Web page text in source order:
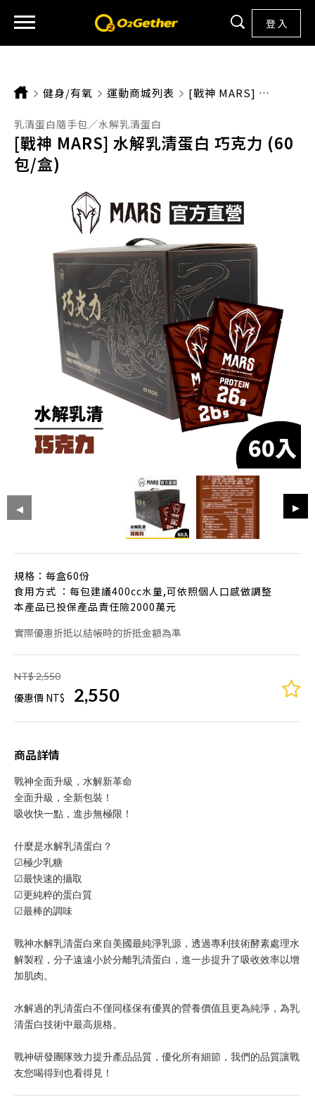
登 入
健身/有氧 運動商城列表 CURRENT: [戰神 MARS] 水解乳清蛋白 巧克力 (60包/盒)
乳清蛋白隨手包／水解乳清蛋白
[戰神 MARS] 水解乳清蛋白 巧克力 (60
包/盒)
規格：每盒60份
食用方式 ：每包建議400cc水量,可依照個人口感做調整
本產品已投保產品責任險2000萬元
實際優惠折抵以結帳時的折抵金額為準
NT$ 2,550
優惠價 NT$ 2,550
商品詳情
戰神全面升級，水解新革命
全面升級，全新包裝！
吸收快一點，進步無極限！
什麼是水解乳清蛋白？
☑極少乳糖
☑最快速的攝取
☑更純粹的蛋白質
☑最棒的調味
戰神水解乳清蛋白來自美國最純淨乳源，透過專利技術酵素處理水
解製程，分子遠遠小於分離乳清蛋白，進一步提升了吸收效率以增
加肌肉。
水解過的乳清蛋白不僅同樣保有優異的營養價值且更為純淨，為乳
清蛋白技術中最高規格。
戰神研發團隊致力提升產品品質，優化所有細節，我們的品質讓戰
友您喝得到也看得見！